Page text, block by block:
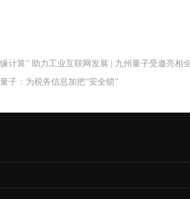
计算” 助力工业互联网发展 | 九州量子受邀亮相
子：为税务信息加把“安全锁”